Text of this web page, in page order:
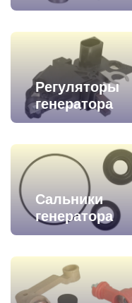
Регуляторы
генератора
Сальники
генератора